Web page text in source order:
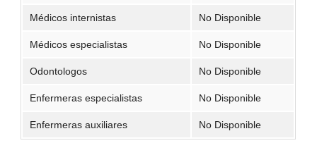
Médicos internistas No Disponible
Médicos especialistas No Disponible
Odontologos No Disponible
Enfermeras especialistas No Disponible
Enfermeras auxiliares No Disponible